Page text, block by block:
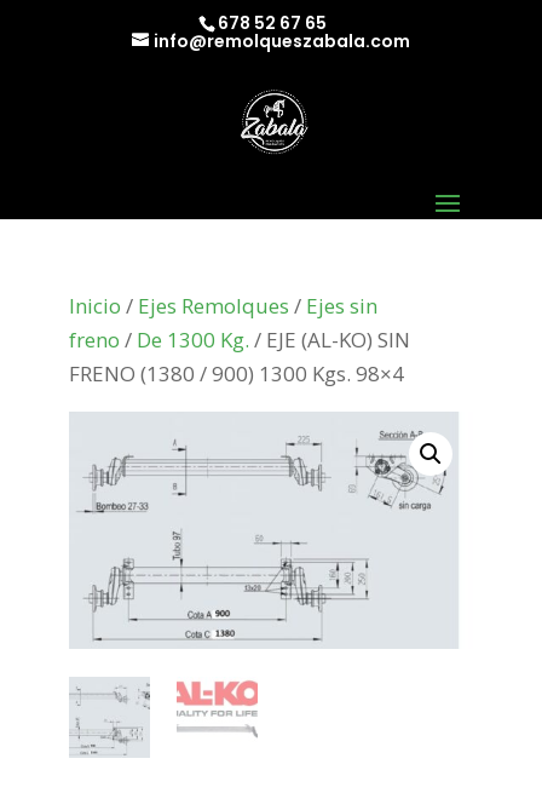
678 52 67 65
info@remolqueszabala.com
Inicio / Ejes Remolques / Ejes sin
freno / De 1300 Kg. / EJE (AL-KO) SIN
FRENO (1380 / 900) 1300 Kgs. 98×4